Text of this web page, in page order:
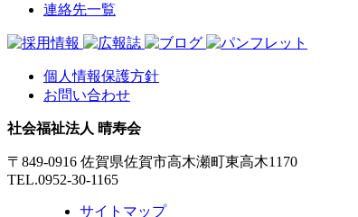
連絡先一覧
個人情報保護方針
お問い合わせ
社会福祉法人 晴寿会
〒849-0916 佐賀県佐賀市高木瀬町東高木1170
TEL.0952-30-1165
サイトマップ